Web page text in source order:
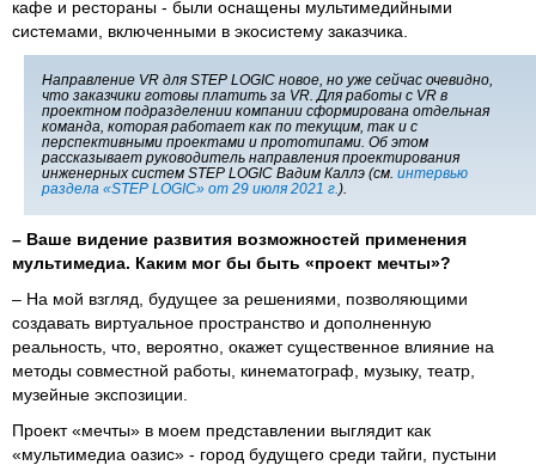
кафе и рестораны - были оснащены мультимедийными
системами, включенными в экосистему заказчика.
Направление VR для STEP LOGIC новое, но уже сейчас очевидно,
что заказчики готовы платить за VR. Для работы с VR в
проектном подразделении компании сформирована отдельная
команда, которая работает как по текущим, так и с
перспективными проектами и прототипами. Об этом
рассказывает руководитель направления проектирования
инженерных систем STEP LOGIC Вадим Каллэ (см. интервью
раздела «STEP LOGIC» от 29 июля 2021 г. ).
– Ваше видение развития возможностей применения
мультимедиа. Каким мог бы быть «проект мечты»?
– На мой взгляд, будущее за решениями, позволяющими
создавать виртуальное пространство и дополненную
реальность, что, вероятно, окажет существенное влияние на
методы совместной работы, кинематограф, музыку, театр,
музейные экспозиции.
Проект «мечты» в моем представлении выглядит как
«мультимедиа оазис» - город будущего среди тайги, пустыни